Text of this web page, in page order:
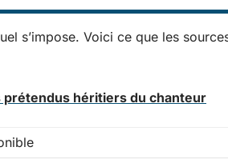
s’impose. Voici ce que les
prétendus héritiers du chanteur